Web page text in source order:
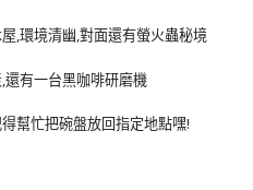
有一台黑咖啡研磨機
幫忙把碗盤放回指定地點嘿!